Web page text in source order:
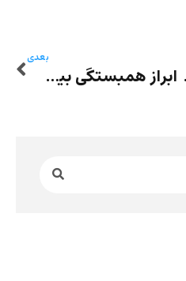
شد
بعدی
ابراز همبستگی بیش از ۱۲۰ برنده جایزه نوبل و حمایت بیش از هزار نفر از سینماگران فرانسوی از معترضان شجاع ایرانی